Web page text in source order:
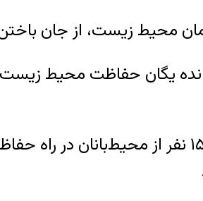
بان در راه حفاظت از منابع طبیعی کشور خبر
یگان حفاظت محیط
رضا رستگار در این خصوص گفت: تاکنون